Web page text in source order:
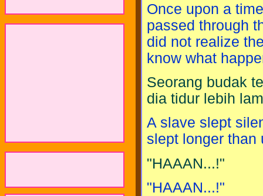
Once upon a
passed through
did not realize
know what
Seorang budak
dia tidur lebih
A slave slept
slept longer than
"HAAAN...!"
"HAAAN...!"